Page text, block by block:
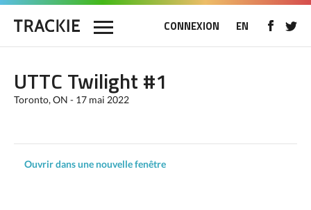
CONNEXION EN
UTTC Twilight #1
Toronto, ON - 17 mai 2022
Ouvrir dans une nouvelle fenêtre